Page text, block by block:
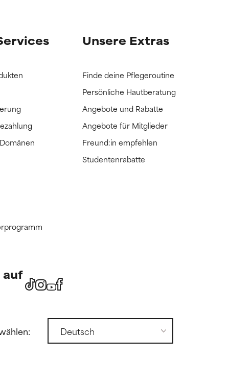
Unsere Extras
Finde deine Pflegeroutine
Persönliche Hautberatung
Angebote und Rabatte
Angebote für Mitglieder
Freund:in empfehlen
Studentenrabatte
auf